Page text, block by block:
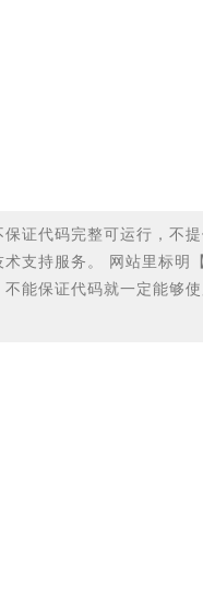
证代码完整可运行，不
支持服务。 网站里标明
能保证代码就一定能够